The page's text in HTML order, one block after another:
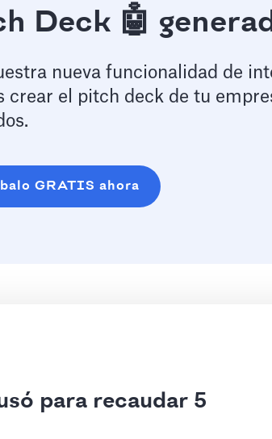
Deck 🤖
nueva funcionalidad de
crear el pitch deck de tu
GRATIS ahora
para recaudar 5